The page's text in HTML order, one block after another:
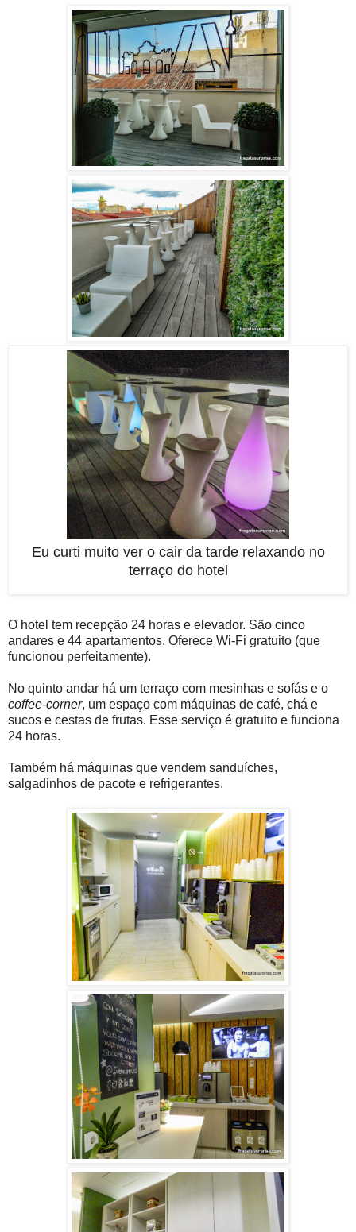
Eu curti muito ver o cair da tarde relaxando no
terraço do hotel
O hotel tem recepção 24 horas e elevador. São cinco
andares e 44 apartamentos. Oferece Wi-Fi gratuito (que
funcionou perfeitamente).
No quinto andar há um terraço com mesinhas e sofás e o
coffee-corner, um espaço com máquinas de café, chá e
sucos e cestas de frutas. Esse serviço é gratuito e funciona
24 horas.
Também há máquinas que vendem sanduíches,
salgadinhos de pacote e refrigerantes.